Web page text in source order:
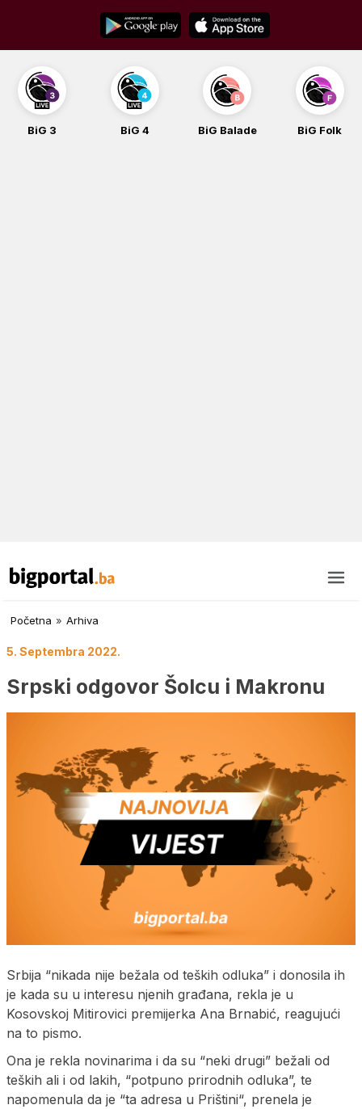
content
BiG 3 BiG 4 BiG Balade BiG Folk
Početna » Arhiva
5. Septembra 2022.
Srpski odgovor Šolcu i Makronu
Srbija “nikada nije bežala od teških odluka” i donosila ih
je kada su u interesu njenih građana, rekla je u
Kosovskoj Mitirovici premijerka Ana Brnabić, reagujući
na to pismo.
Ona je rekla novinarima i da su “neki drugi” bežali od
teških ali i od lakih, “potpuno prirodnih odluka”, te
napomenula da je “ta adresa u Prištini“, prenela je